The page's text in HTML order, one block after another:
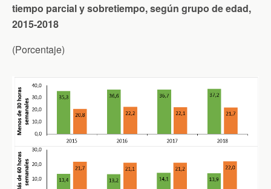
tiempo parcial y sobretiempo, según grupo de edad,
2015-2018
(Porcentaje)